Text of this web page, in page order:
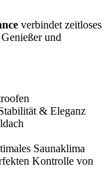
verbindet zeitloses
und
& Eleganz
Saunaklima
Kontrolle von